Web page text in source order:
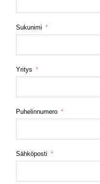
Sukunimi
Yritys
Puhelinnumero
Sähköposti